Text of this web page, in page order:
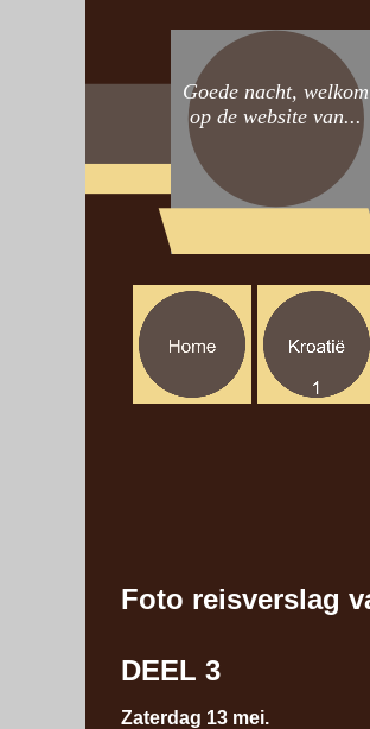
Foto reisverslag
DEEL 3
Zaterdag 13 mei.
Goede nacht, welkom
op de website van...